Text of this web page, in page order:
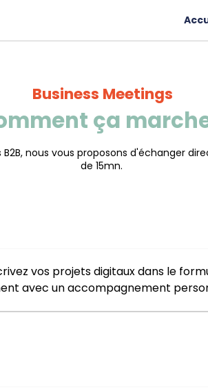
Business Meetings
ça
nous vous proposons d'échanger
de 15mn.
vos projets digitaux dans le
avec un accompagnement